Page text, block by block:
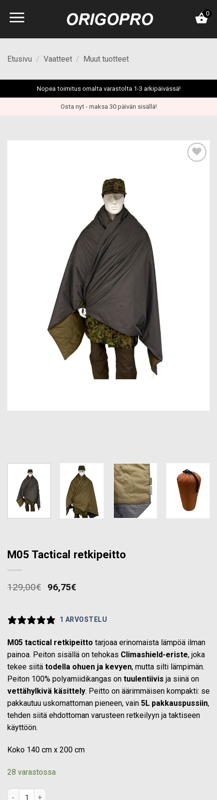
0
Etusivu / Vaatteet / Muut tuotteet
Nopea toimitus omalta varastolta 1-3 arkipäivässä!
Osta nyt - maksa 30 päivän sisällä!
M05 Tactical retkipeitto
129,00€ 96,75€
1 ARVOSTELU
M05 tactical retkipeitto tarjoaa erinomaista lämpöä ilman
painoa. Peiton sisällä on tehokas Climashield-eriste, joka
tekee siitä todella ohuen ja kevyen, mutta silti lämpimän.
Peiton 100% polyamiidikangas on tuulentiivis ja siinä on
vettähylkivä käsittely. Peitto on äärimmäisen kompakti: se
pakkautuu uskomattoman pieneen, vain 5L pakkauspussiin,
tehden siitä ehdottoman varusteen retkeilyyn ja taktiseen
käyttöön.
Koko 140 cm x 200 cm
28 varastossa
M05 Tactical retkipeitto määrä